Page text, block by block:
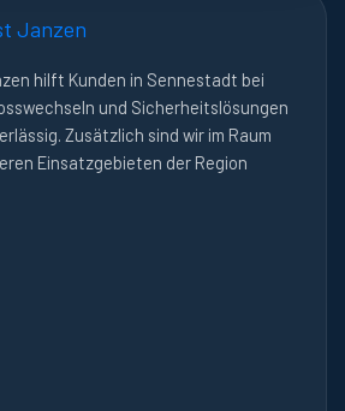
hilft Kunden in Sennestadt bei
und Sicherheitslösungen
Zusätzlich sind wir im Raum
Einsatzgebieten der Region